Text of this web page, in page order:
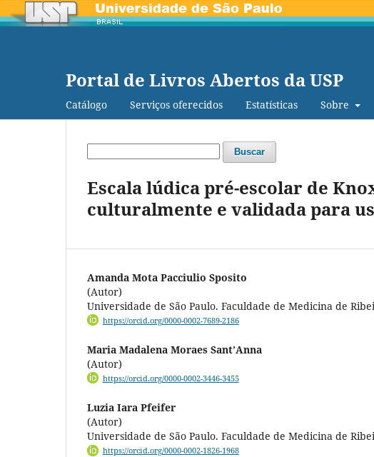
Portal de Livros Abertos da USP
Catálogo Serviços oferecidos Estatísticas Sobre
Buscar
Escala lúdica pré-escolar de
culturalmente e validada para
Amanda Mota Pacciulio Sposito
(Autor)
Universidade de São Paulo. Faculdade de Medicina de
https://orcid.org/0000-0002-7689-2186
Maria Madalena Moraes Sant’Anna
(Autor)
https://orcid.org/0000-0002-3446-3455
Luzia Iara Pfeifer
(Autor)
Universidade de São Paulo. Faculdade de Medicina de
https://orcid.org/0000-0002-1826-1968